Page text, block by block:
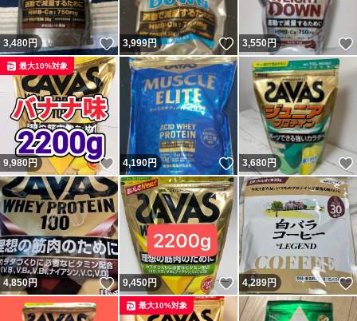
3,480円 いいね！
3,999円 いいね！
3,550円
9,980円 いいね！
最大10%対象
4,190円 いいね！
3,680円
4,850円 いいね！
9,450円 いいね！
4,289円
最大10%対象